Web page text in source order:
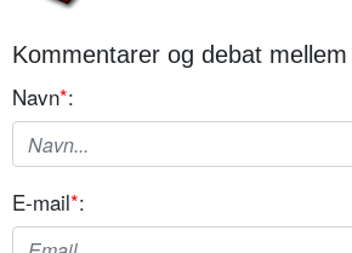
Kommentarer og debat
Navn*:
E-mail*: